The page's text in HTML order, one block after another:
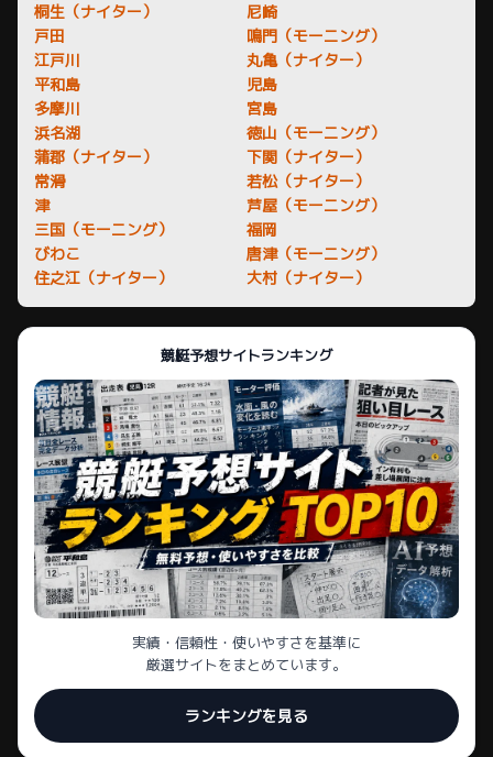
桐生（ナイター）
戸田
江戸川
平和島
多摩川
浜名湖
蒲郡（ナイター）
常滑
津
三国（モーニング）
びわこ
住之江（ナイター）
尼崎
鳴門（モーニング）
丸亀（ナイター）
児島
宮島
徳山（モーニング）
下関（ナイター）
若松（ナイター）
芦屋（モーニング）
福岡
唐津（モーニング）
大村（ナイター）
競艇予想サイトランキング
実績・信頼性・使いやすさを基準に
厳選サイトをまとめています。
ランキングを見る